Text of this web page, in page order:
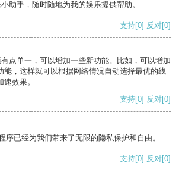
助手，随时随地为我的娱乐提供帮助。
支持[0] 反对[0]
点单一，可以增加一些新功能。比如，可以增加
能，这样就可以根据网络情况自动选择最优的线
效果。
支持[0] 反对[0]
序已经为我们带来了无限的隐私保护和自由。
支持[0] 反对[0]